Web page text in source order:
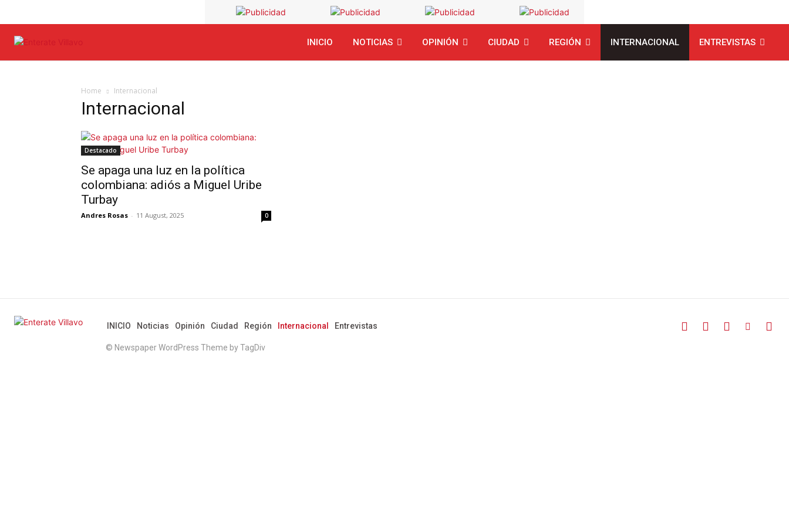
INICIO NOTICIAS OPINIÓN CIUDAD REGIÓN INTERNACIONAL ENTREVISTAS
Home Internacional
Internacional
Destacado
Se apaga una luz en la política
colombiana: adiós a Miguel Uribe
Turbay
Andres Rosas - 11 August, 2025 0
INICIO Noticias Opinión Ciudad Región Internacional Entrevistas
© Newspaper WordPress Theme by TagDiv